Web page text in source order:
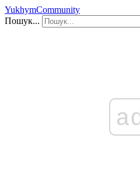
YukhymCommunity
Пошук...